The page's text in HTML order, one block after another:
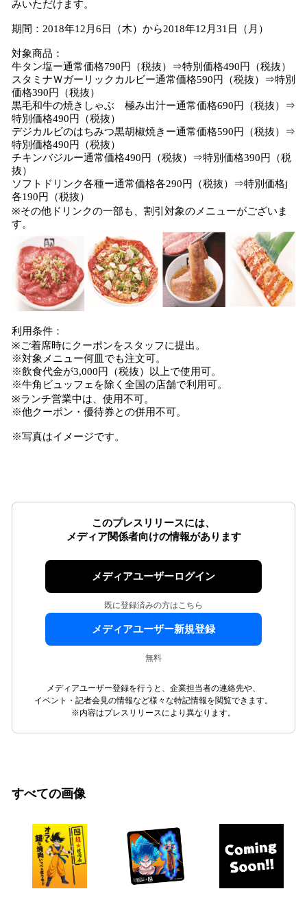
みいただけます。
期間：2018年12月6日（木）から2018年12月31日（月）
対象商品：
牛タン塩ー通常価格790円（税抜）⇒特別価格490円（税抜）
スタミナＷガーリックカルビー通常価格590円（税抜）⇒特別
価格390円（税抜）
黒毛和牛の焼きしゃぶ 極み出汁ー通常価格690円（税抜）⇒
特別価格490円（税抜）
デジカルビのはちみつ黒胡椒焼きー通常価格590円（税抜）⇒
特別価格490円（税抜）
チキンバジルー通常価格490円（税抜）⇒特別価格390円（税
抜）
ソフトドリンク各種ー通常価格各290円（税抜）⇒特別価格j
各190円（税抜）
※その他ドリンクの一部も、割引対象のメニューがございま
す。
利用条件：
※ご着席時にクーポンをスタッフに提出。
※対象メニュー何皿でも注文可。
※飲食代金が3,000円（税抜）以上で使用可。
※牛角ビュッフェを除く全国の店舗で利用可。
※ランチ営業中は、使用不可。
※他クーポン・優待券との併用不可。
※写真はイメージです。
このプレスリリースには、
メディア関係者向けの情報があります
メディアユーザーログイン
既に登録済みの方はこちら
メディアユーザー新規登録
無料
メディアユーザー登録を行うと、企業担当者の連絡先や、
イベント・記者会見の情報など様々な特記情報を閲覧できます。
※内容はプレスリリースにより異なります。
すべての画像